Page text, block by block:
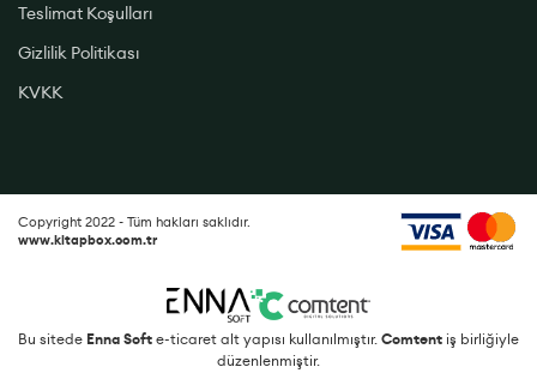
Teslimat Koşulları
Gizlilik Politikası
KVKK
Copyright 2022 - Tüm hakları saklıdır.
www.kitapbox.com.tr
Bu sitede Enna Soft e-ticaret alt yapısı kullanılmıştır. Comtent iş birliğiyle
düzenlenmiştir.